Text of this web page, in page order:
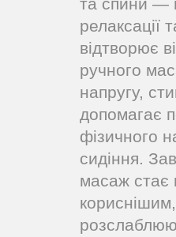
релаксації
відтворює
ручного
напругу,
допомагає
фізичного
сидіння.
масаж стає